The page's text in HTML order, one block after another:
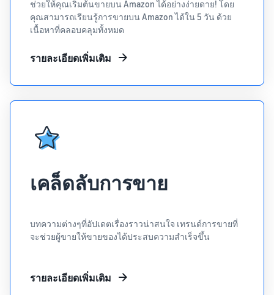
ช่วยให้คุณเริ่มต้นขายบน Amazon ได้อย่างง่ายดาย! โดย
คุณสามารถเรียนรู้การขายบน Amazon ได้ใน 5 วัน ด้วย
เนื้อหาที่คลอบคลุมทั้งหมด
รายละเอียดเพิ่มเติม
เคล็ดลับการขาย
บทความต่างๆที่อัปเดตเรื่องราวน่าสนใจ เทรนด์การขายที่
จะช่วยผู้ขายให้ขายของได้ประสบความสำเร็จขึ้น
รายละเอียดเพิ่มเติม